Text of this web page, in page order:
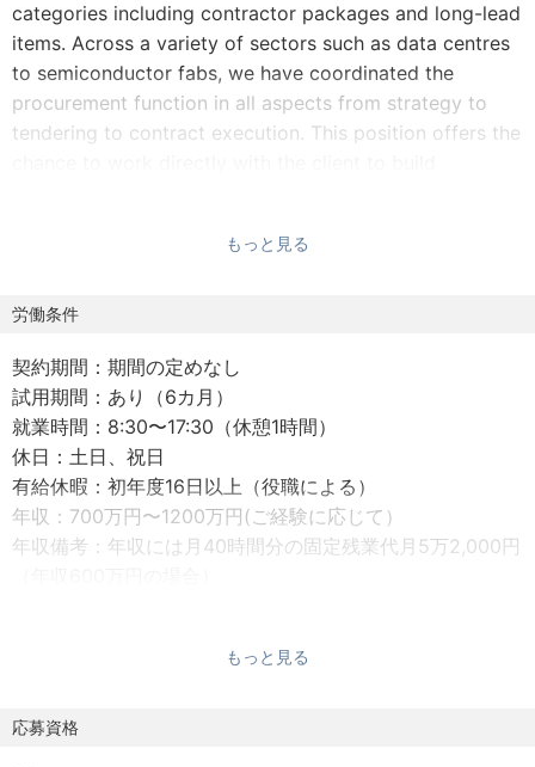
categories including contractor packages and long-lead
items. Across a variety of sectors such as data centres
to semiconductor fabs, we have coordinated the
procurement function in all aspects from strategy to
tendering to contract execution. This position offers the
・RFx drafting
・Tendering & communication with suppliers
・Tender evaluation
・Procurement progress reporting
・Coordination with project team stakeholders such as
engineers and legal team
ントラクター及び長納期品のパッケージを含みます。戦略
の分野で遂行しています。こちらのプロキュアメントコン
もっと見る
労働条件
契約期間：期間の定めなし
試⽤期間：あり（6カ⽉）
就業時間：8:30〜17:30（休憩1時間）
休⽇：⼟⽇、祝⽇
有給休暇：初年度16日以上（役職による）
年収：700万円〜1200万円(ご経験に応じて）
年収備考：年収には⽉40時間分の固定残業代⽉5万2,000円
受動喫煙防⽌措置：屋内原則禁煙
【福利厚生】
もっと見る
応募資格